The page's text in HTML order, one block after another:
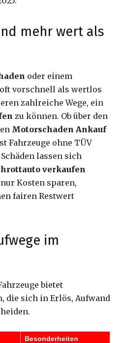
mehr wert als
oder einem
vorschnell als wertlos
zahlreiche Wege, ein
zu können. Ob über den
Motorschaden Ankauf
Fahrzeuge ohne TÜV
lassen sich
verkaufen
Kosten sparen,
fairen Restwert
im
bietet
die sich in Erlös, Aufwand
Besonderheiten